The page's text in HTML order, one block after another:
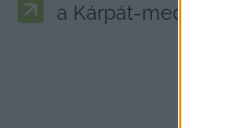
a Kárpát-